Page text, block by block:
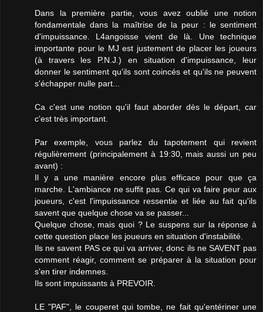
Dans la première partie, vous avez oublié une notion
fondamentale dans la maîtrise de la peur : le sentiment
d'impuissance. L4angoisse vient de là. Une technique
importante pour le MJ est justement de placer les joueurs
(à travers les P.N.J.) en situation d'impuissance, leur
donner le sentiment qu'ils sont coincés et qu'ils ne peuvent
s'échapper nulle part...
Ca c'est une notion qu'il faut aborder dès le départ, car
c'est très important.
Par exemple, vous parlez du tapotement qui revient
régulièrement (principalement à 19:30, mais aussi un peu
avant) :
Il y a une manière encore plus efficace pour que ça
marche. L'ambiance ne suffit pas. Ce qui va faire peur aux
joueurs, c'est l'impuissance ressentie et liée au fait qu'ils
savent que quelque chose va se passer...
Quelque chose, mais quoi ? Le suspens sur la réponse à
cette question place les joueurs en situation d'instabilité.
Ils ne savent PAS ce qui va arriver, donc ils ne SAVENT pas
comment réagir, comment se préparer à la situation pour
s'en tirer indemnes.
Ils sont impuissants à PREVOIR.
LE "PAF", le couperet qui tombe, ne fait qu'entériner une